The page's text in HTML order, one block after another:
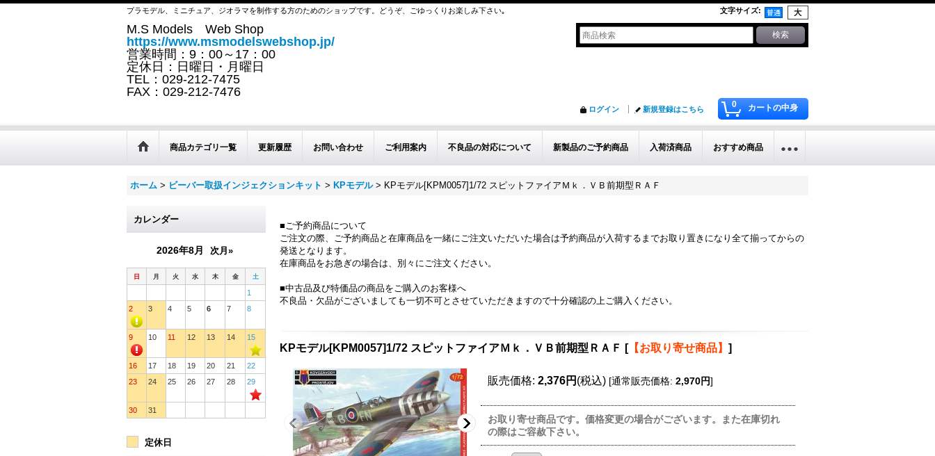
プラモデル、ミニチュア、ジオラマを制作する方のためのショップです。どうぞ、ごゆっくりお楽しみ下さい｡ 文字サイズ:
M.S Models Web Shop
https://www.msmodelswebshop.jp/
営業時間：9：00～17：00
定休日：日曜日・月曜日
TEL：029-212-7475
FAX：029-212-7476
0 カートの中身
ログイン 新規登録はこちら
商品カテゴリ一覧 更新履歴 お問い合わせ ご利用案内 不良品の対応について 新製品のご予約商品 入荷済商品 おすすめ商品
ホーム > ビーバー取扱インジェクションキット > KPモデル > KPモデル[KPM0057]1/72 スピットファイアＭｋ．ＶＢ前期型ＲＡＦ
カレンダー
2026年8月 次月»
日 月 火 水 木 金 土
1
2
3 4 5 6 7 8
9 10 11 12 13 14 15
16 17 18 19 20 21
22
23
24 25 26 27 28 29
30 31
定休日
■ご予約商品について
ご注文の際、ご予約商品と在庫商品を一緒にご注文いただいた場合は予約商品が入荷するまでお取り置きになり全て揃ってからの
発送となります。
在庫商品をお急ぎの場合は、別々にご注文ください。
■中古品及び特価品の商品をご購入のお客様へ
不良品・欠品がございましても一切不可とさせていただきますので十分確認の上ご購入ください。
KPモデル[KPM0057]1/72 スピットファイアＭｋ．ＶＢ前期型ＲＡＦ [【お取り寄せ商品】 ]
販売価格: 2,376円 (税込) [通常販売価格: 2,970円]
お取り寄せ商品です。価格変更の場合がございます。また在庫切れ
の際はご容赦下さい。